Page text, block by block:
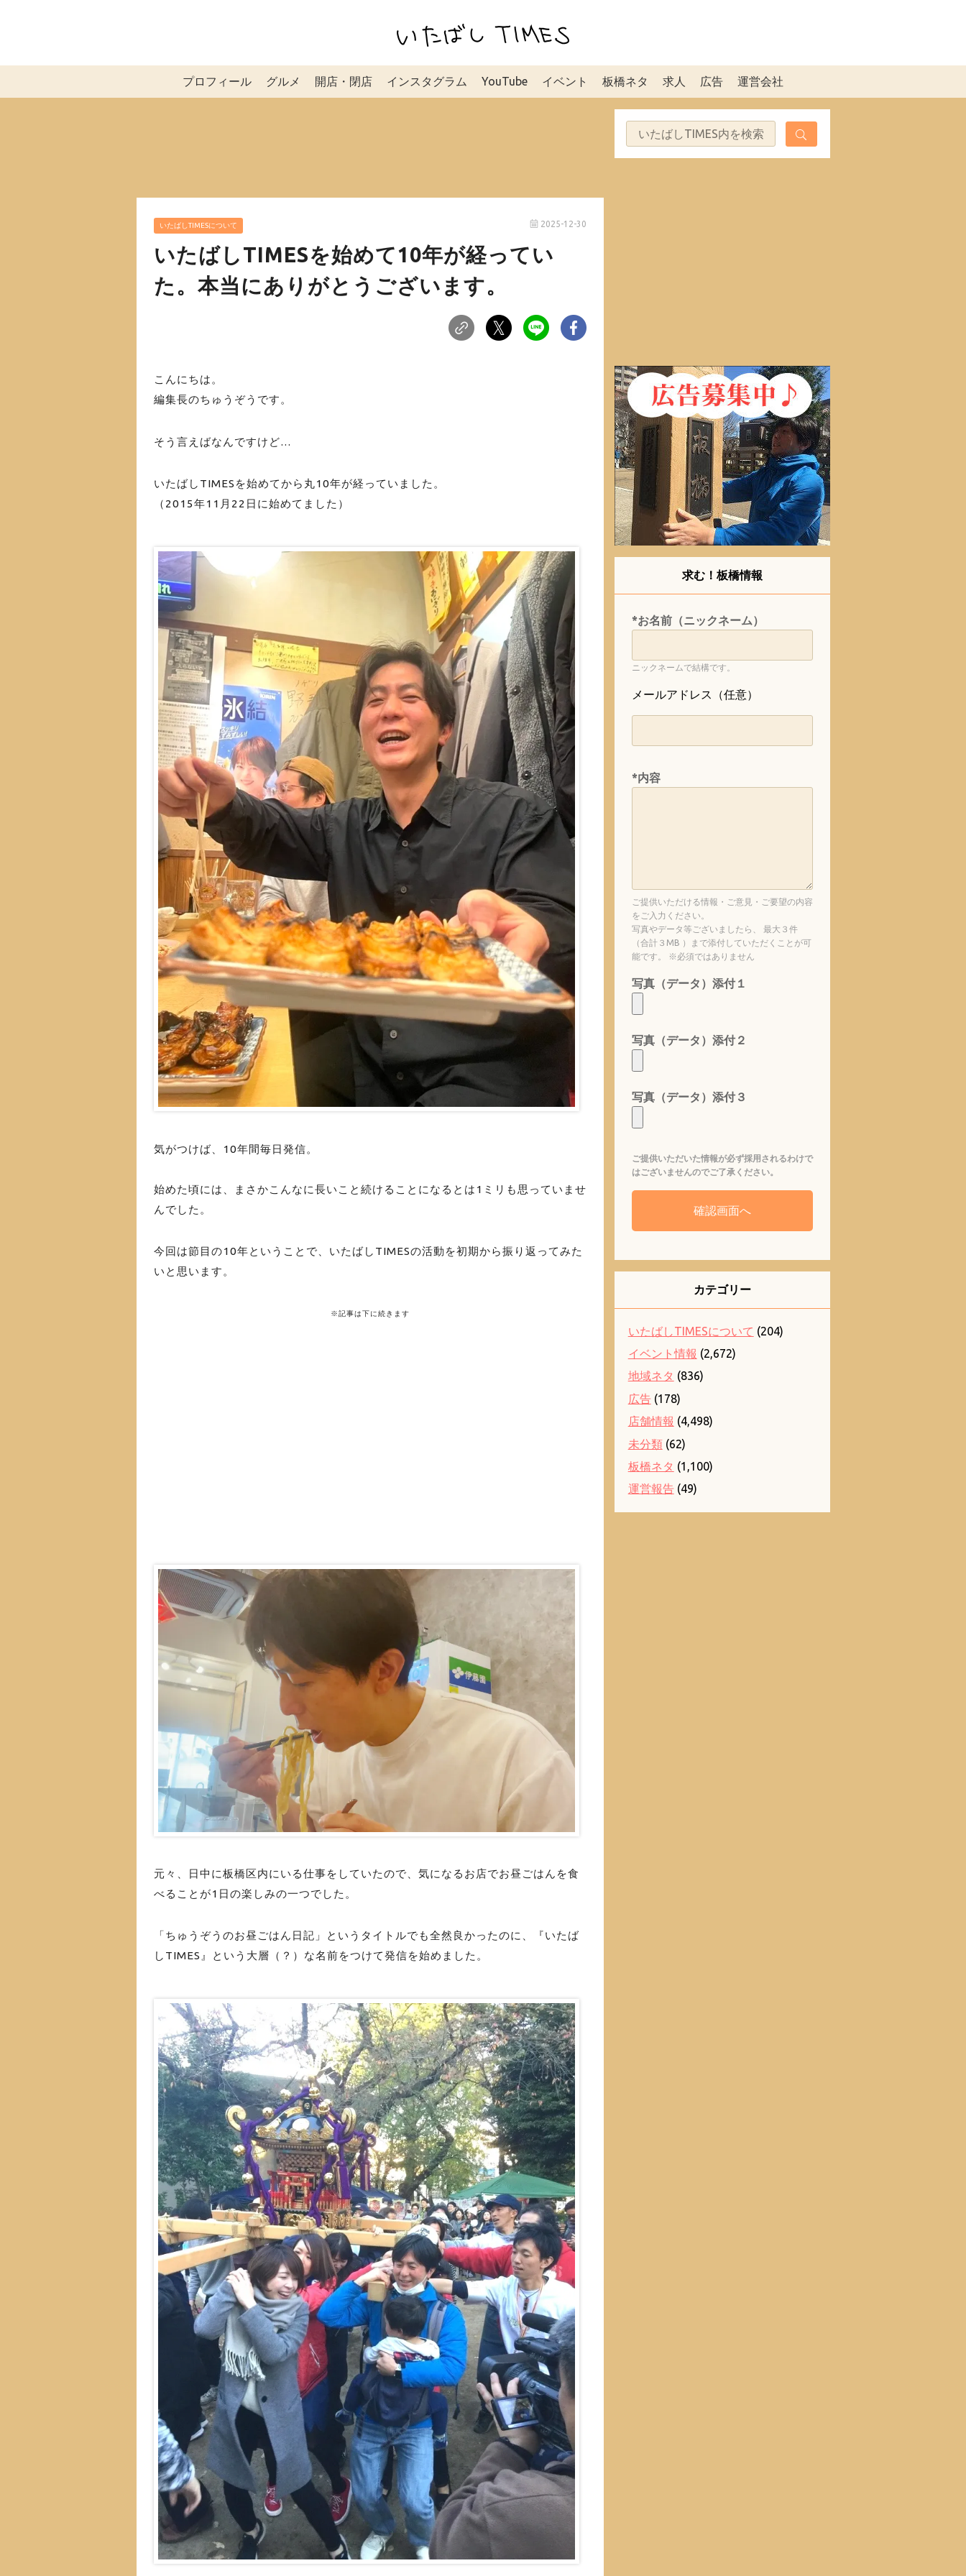
プロフィール グルメ 開店・閉店 インスタグラム YouTube イベント 板橋ネタ 求人 広告 運営会社
いたばしTIMESについて 2025-12-30
いたばしTIMESを始めて10年が経ってい
た。本当にありがとうございます。
こんにちは。
編集長のちゅうぞうです。
そう言えばなんですけど…
いたばしTIMESを始めてから丸10年が経っていました。
（2015年11月22日に始めてました）
気がつけば、10年間毎日発信。
始めた頃には、まさかこんなに長いこと続けることになるとは1ミリも思っていませ
んでした。
今回は節目の10年ということで、いたばしTIMESの活動を初期から振り返ってみた
いと思います。
※記事は下に続きます
元々、日中に板橋区内にいる仕事をしていたので、気になるお店でお昼ごはんを食
べることが1日の楽しみの一つでした。
「ちゅうぞうのお昼ごはん日記」というタイトルでも全然良かったのに、『いたば
しTIMES』という大層（？）な名前をつけて発信を始めました。
求む！板橋情報
*お名前（ニックネーム）
ニックネームで結構です。
メールアドレス（任意）
*内容
ご提供いただける情報・ご意見・ご要望の内容
をご入力ください。
写真やデータ等ございましたら、 最大３件
（合計３MB ）まで添付していただくことが可
能です。 ※必須ではありません
写真（データ）添付１
写真（データ）添付２
写真（データ）添付３
ご提供いただいた情報が必ず採用されるわけで
はございませんのでご了承ください。
カテゴリー
いたばしTIMESについて (204)
イベント情報 (2,672)
地域ネタ (836)
広告(178)
店舗情報 (4,498)
未分類(62)
板橋ネタ (1,100)
運営報告(49)